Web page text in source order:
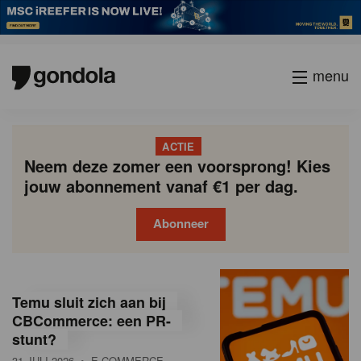
menu
ACTIE
Neem deze zomer een voorsprong! Kies
jouw abonnement vanaf €1 per dag.
Abonneer
o
n
Temu sluit zich aan bij
CBCommerce: een PR-
stunt?